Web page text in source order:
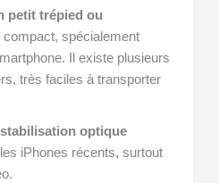
petit trépied ou
compact, spécialement
Il existe plusieurs
très faciles à transporter
optique
iPhones récents, surtout